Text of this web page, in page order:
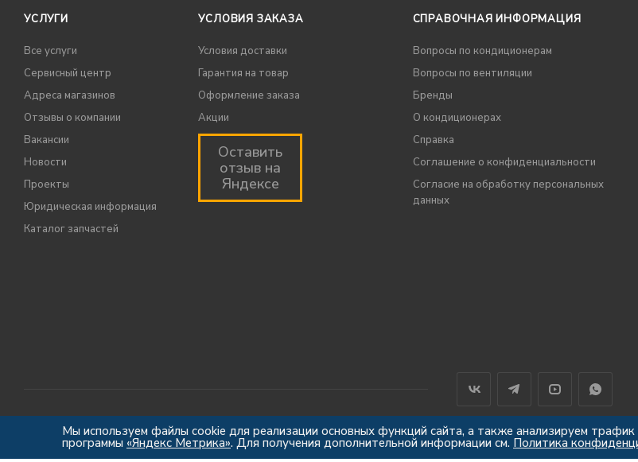
УСЛУГИ
Все услуги
Сервисный центр
Адреса магазинов
Отзывы о компании
Вакансии
Новости
Проекты
Юридическая информация
Каталог запчастей
УСЛОВИЯ ЗАКАЗА
Условия доставки
Гарантия на товар
Оформление заказа
Акции
Оставить
отзыв на
Яндексе
СПРАВОЧНАЯ ИНФОРМАЦИЯ
Вопросы по кондиционерам
Вопросы по вентиляции
Бренды
О кондиционерах
Справка
Соглашение о конфиденциальности
Согласие на обработку персональных
данных
2012-2026 © Центр Индустрии Климата
Мы используем файлы cookie для реализации основных функций сайта, а также анализируем трафик
программы «Яндекс Метрика». Для получения дополнительной информации см. Политика